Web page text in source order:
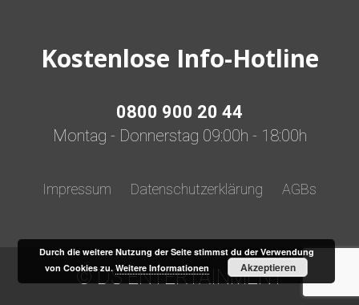
Kostenlose Info-Hotline
0800 900 20 44
Montag - Donnerstag 09:00h - 18:00h
Impressum Datenschutzerklärung AGBs
© DS ENTERTAINMENT
Durch die weitere Nutzung der Seite stimmst du der Verwendung
von Cookies zu.Weitere Informationen Akzeptieren